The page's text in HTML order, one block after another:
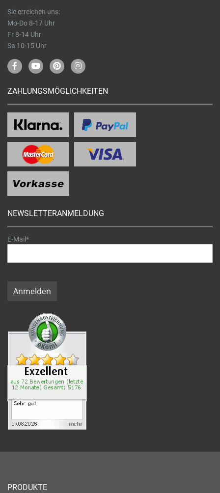
Sie erreichen uns:
Mo-Do 8-17 Uhr
Fr 8-14 Uhr
Sa 10-15 Uhr
ZAHLUNGSMÖGLICHKEITEN
NEWSLETTERANMELDUNG
E-Mail*
Anmelden
PRODUKTE